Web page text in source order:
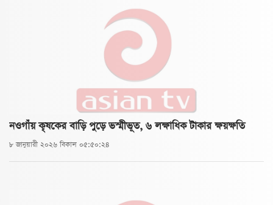
নওগাঁয় কৃষকের বাড়ি পুড়ে ভস্মীভূত, ৬ লক্ষাধিক টাকার ক্ষয়ক্ষতি
৮ জানুয়ারী ২০২৬ বিকাল ০৫:৫০:২৪